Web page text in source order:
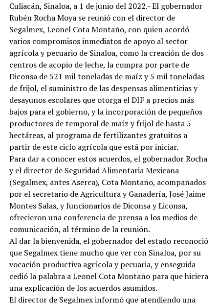
Culiacán, Sinaloa, a 1 de junio del 2022.- El gobernador
Rubén Rocha Moya se reunió con el director de
Segalmex, Leonel Cota Montaño, con quien acordó
varios compromisos inmediatos de apoyo al sector
agrícola y pecuario de Sinaloa, como la creación de dos
centros de acopio de leche, la compra por parte de
Diconsa de 521 mil toneladas de maíz y 5 mil toneladas
de frijol, el suministro de las despensas alimenticias y
desayunos escolares que otorga el DIF a precios más
bajos para el gobierno, y la incorporación de pequeños
productores de temporal de maíz y frijol de hasta 5
hectáreas, al programa de fertilizantes gratuitos a
partir de este ciclo agrícola que está por iniciar.
Para dar a conocer estos acuerdos, el gobernador Rocha
y el director de Seguridad Alimentaria Mexicana
(Segalmex, antes Aserca), Cota Montaño, acompañados
por el secretario de Agricultura y Ganadería, José Jaime
Montes Salas, y funcionarios de Diconsa y Liconsa,
ofrecieron una conferencia de prensa a los medios de
comunicación, al término de la reunión.
Al dar la bienvenida, el gobernador del estado reconoció
que Segalmex tiene mucho que ver con Sinaloa, por su
vocación productiva agrícola y pecuaria, y enseguida
cedió la palabra a Leonel Cota Montaño para que hiciera
una explicación de los acuerdos asumidos.
El director de Segalmex informó que atendiendo una